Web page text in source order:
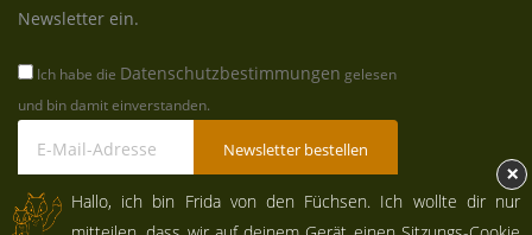
Newsletter ein.
Ich habe die Datenschutzbestimmungen gelesen
und bin damit einverstanden.
Newsletter bestellen
Hallo, ich bin Frida von den Füchsen. Ich wollte dir nur
×